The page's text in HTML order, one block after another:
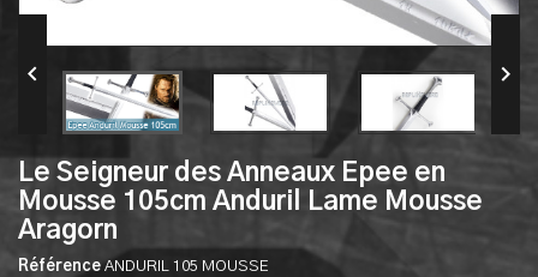
 
Le Seigneur des Anneaux Epee en
Mousse 105cm Anduril Lame Mousse
Aragorn
Référence ANDURIL 105 MOUSSE